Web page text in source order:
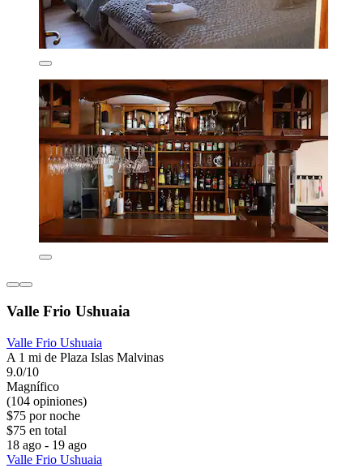
Valle Frio Ushuaia
Valle Frio Ushuaia
A 1 mi de Plaza Islas Malvinas
9.0/10
Magnífico
(104 opiniones)
$75 por noche
$75 en total
18 ago - 19 ago
Valle Frio Ushuaia